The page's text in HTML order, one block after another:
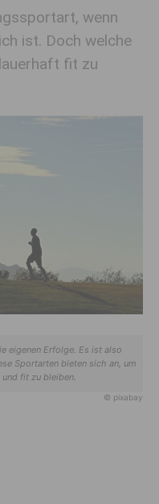
wenn
ist. Doch welche
fit zu
eigenen Erfolge. Es ist also
Sportarten bieten sich an, um
fit zu bleiben.
© pixabay